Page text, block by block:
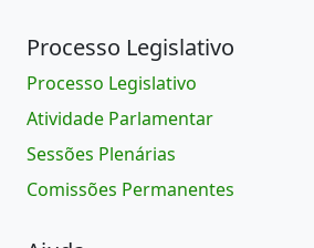
Processo Legislativo
Processo Legislativo
Atividade Parlamentar
Sessões Plenárias
Comissões Permanentes